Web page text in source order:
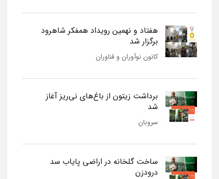
هفتاد و نهمین رویداد همفکر شاهرود
برگزار شد
کانون نوآوران و فناوران
برداشت زیتون از باغ‌های نی‌ریز آغاز
شد
سروبان
ساخت گلخانه در اراضی پایاب سد
درودزن